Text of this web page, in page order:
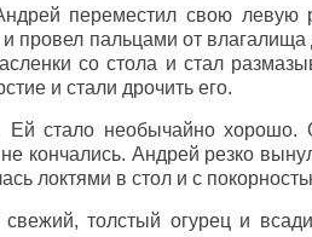
переместил свою левую
и провел пальцами от
со стола и стал
и стали дрочить его.
Ей стало необычайно хорошо.
кончались. Андрей резко
локтями в стол и с
толстый огурец и